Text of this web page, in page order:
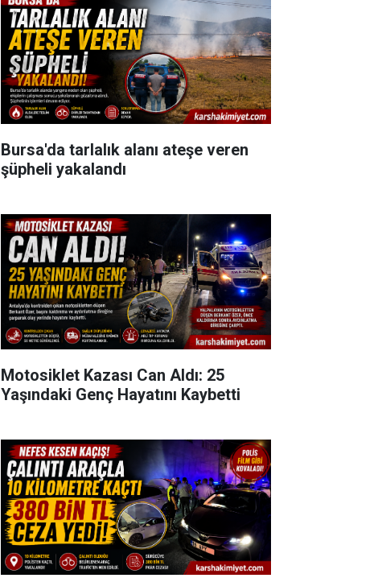
Bursa'da tarlalık alanı ateşe veren
şüpheli yakalandı
Motosiklet Kazası Can Aldı: 25
Yaşındaki Genç Hayatını Kaybetti